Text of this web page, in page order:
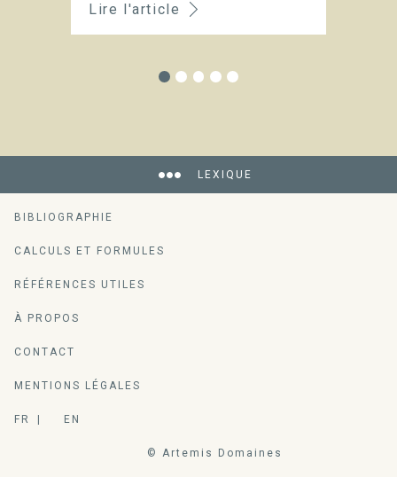
Lire l'article
LEXIQUE
BIBLIOGRAPHIE
CALCULS ET FORMULES
RÉFÉRENCES UTILES
À PROPOS
CONTACT
MENTIONS LÉGALES
FR EN
© Artemis Domaines